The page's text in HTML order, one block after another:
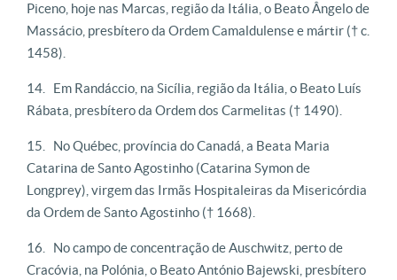
Piceno, hoje nas Marcas, região da Itália, o Beato Ângelo de
Massácio, presbítero da Ordem Camaldulense e mártir († c.
1458).
Em Randáccio, na Sicília, região da Itália, o Beato Luís
Rábata, presbítero da Ordem dos Carmelitas († 1490).
No Québec, província do Canadá, a Beata Maria
Catarina de Santo Agostinho (Catarina Symon de
Longprey), virgem das Irmãs Hospitaleiras da Misericórdia
da Ordem de Santo Agostinho († 1668).
No campo de concentração de Auschwitz, perto de
Cracóvia, na Polónia, o Beato António Bajewski, presbítero